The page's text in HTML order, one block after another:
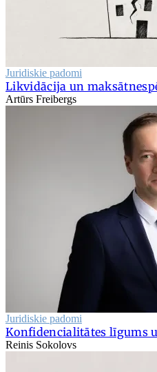
Juridiskie padomi
Likvidācija un
Artūrs Freibergs
Juridiskie padomi
Konfidencialitātes līgums
Reinis Sokolovs